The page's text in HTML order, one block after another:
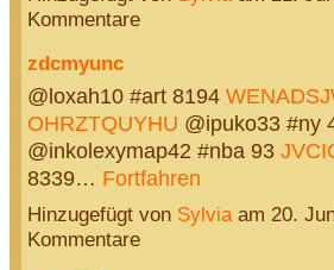
Kommentare
zdcmyunc
@loxah10 #art 8194
OHRZTQUYHU @ipuko33 #ny
@inkolexymap42 #nba 93
8339… Fortfahren
Hinzugefügt von Sylviaam 20.
Kommentare